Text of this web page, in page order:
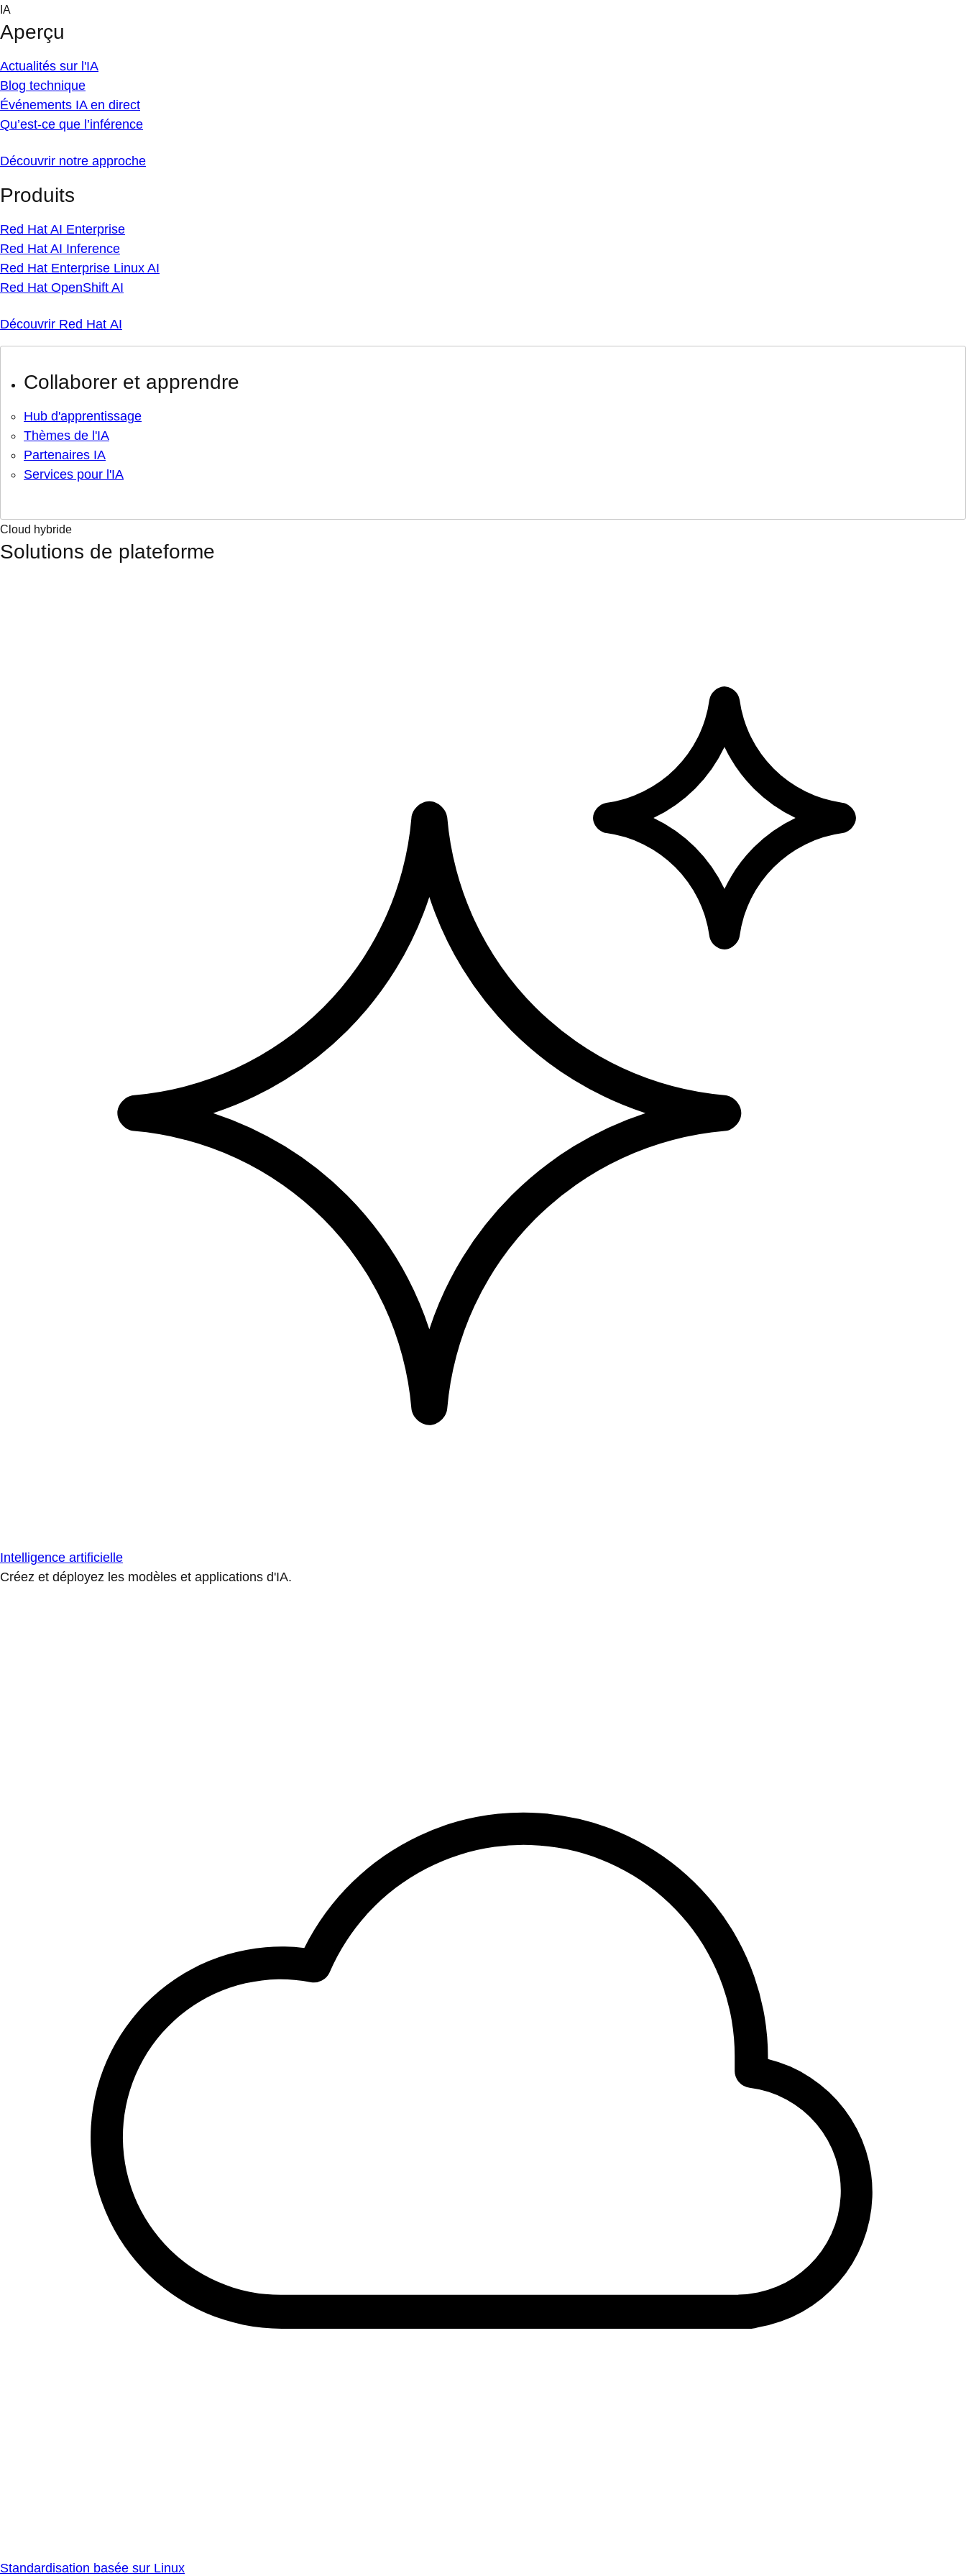
Skip
content
IA
Aperçu
Actualités sur l'IA
Blog technique
Événements IA en direct
Qu’est-ce que l’inférence
Découvrir notre approche
Produits
Red Hat AI Enterprise
Red Hat AI Inference
Red Hat Enterprise Linux AI
Red Hat OpenShift AI
Découvrir Red Hat AI
Collaborer et apprendre
Hub d'apprentissage
Thèmes de l'IA
Partenaires IA
Services pour l'IA
Cloud hybride
Solutions de plateforme
Intelligence artificielle
Créez et déployez les modèles et applications d'IA.
Standardisation basée sur Linux